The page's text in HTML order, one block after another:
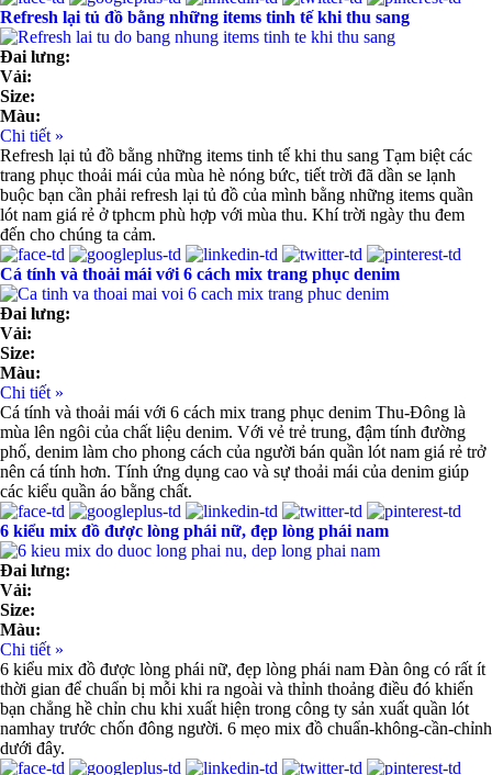
Refresh lại tủ đồ bằng những items tinh tế khi thu sang
Đai lưng:
Vải:
Size:
Màu:
Chi tiết »
Refresh lại tủ đồ bằng những items tinh tế khi thu sang Tạm biệt các
trang phục thoải mái của mùa hè nóng bức, tiết trời đã dần se lạnh
buộc bạn cần phải refresh lại tủ đồ của mình bằng những items quần
lót nam giá rẻ ở tphcm phù hợp với mùa thu. Khí trời ngày thu đem
đến cho chúng ta cảm.
Cá tính và thoải mái với 6 cách mix trang phục denim
Đai lưng:
Vải:
Size:
Màu:
Chi tiết »
Cá tính và thoải mái với 6 cách mix trang phục denim Thu-Đông là
mùa lên ngôi của chất liệu denim. Với vẻ trẻ trung, đậm tính đường
phố, denim làm cho phong cách của người bán quần lót nam giá rẻ trở
nên cá tính hơn. Tính ứng dụng cao và sự thoải mái của denim giúp
các kiểu quần áo bằng chất.
6 kiểu mix đồ được lòng phái nữ, đẹp lòng phái nam
Đai lưng:
Vải:
Size:
Màu:
Chi tiết »
6 kiểu mix đồ được lòng phái nữ, đẹp lòng phái nam Đàn ông có rất ít
thời gian để chuẩn bị mỗi khi ra ngoài và thỉnh thoảng điều đó khiến
bạn chẳng hề chỉn chu khi xuất hiện trong công ty sản xuất quần lót
namhay trước chốn đông người. 6 mẹo mix đồ chuẩn-không-cần-chỉnh
dưới đây.